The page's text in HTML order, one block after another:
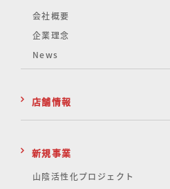
会社概要
企業理念
News
店舗情報
新規事業
山陰活性化プロジェクト